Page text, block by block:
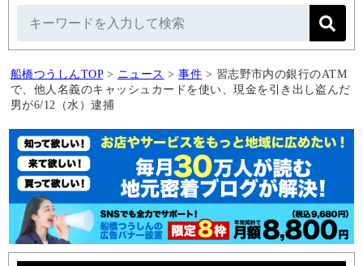
船橋つうしんTOP > ニュース > 事件 > 習志野市内の銀行のATM
で、他人名義のキャッシュカードを使い、現金を引き出し盗んだ
男が6/12（水）逮捕